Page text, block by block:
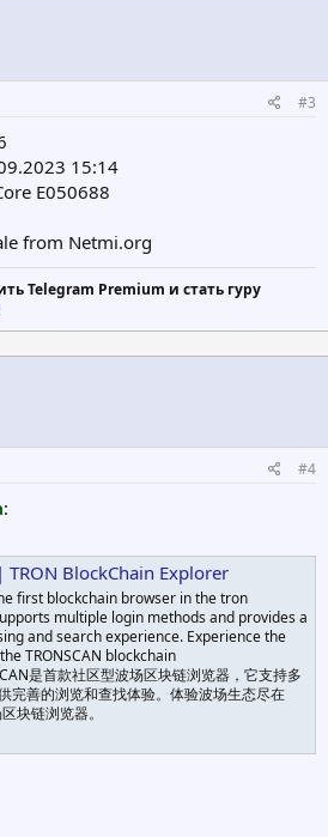
#3
15:14
E050688
from Netmi.org
Telegram Premium и стать гуру
#4
:
TRON BlockChain Explorer
first blockchain browser in the tron
multiple login methods and provides a
and search experience. Experience the
TRONSCAN blockchain
是首款社区型波场区块链浏览器，它支持多
完善的浏览和查找体验。体验波场生态尽在
块链浏览器。